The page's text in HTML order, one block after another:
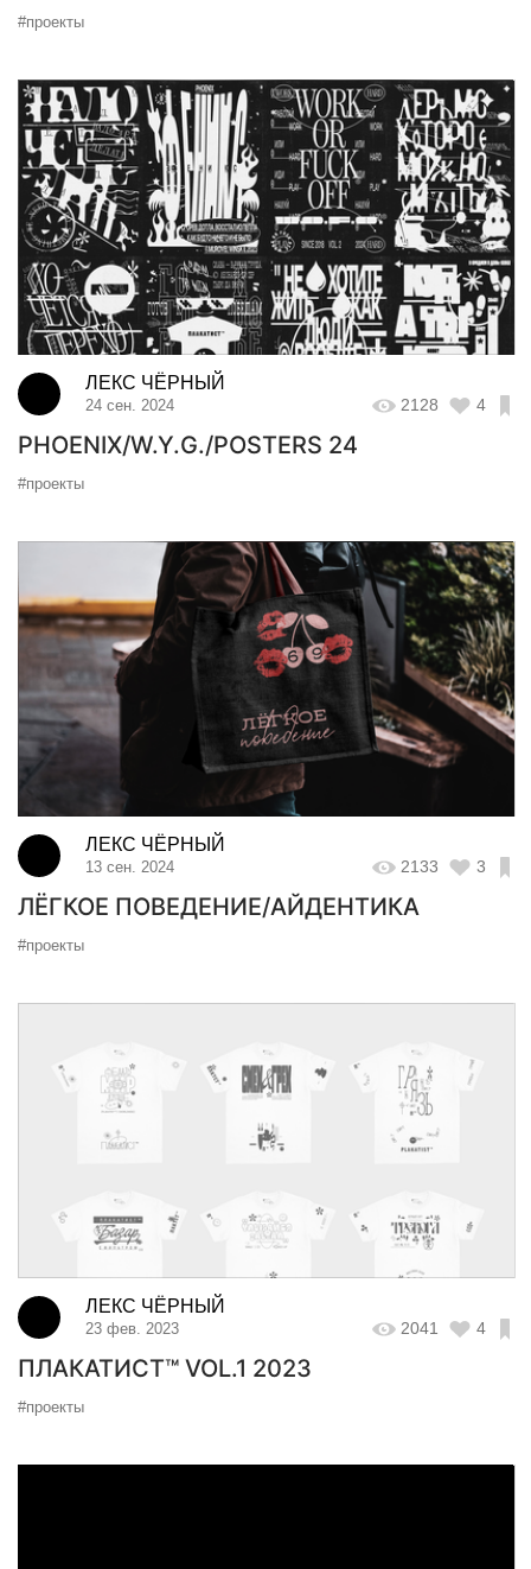
#проекты
ЛЕКС ЧЁРНЫЙ
24 сен. 2024 2128 4
PHOENIX/W.Y.G./POSTERS 24
#проекты
ЛЕКС ЧЁРНЫЙ
13 сен. 2024 2133 3
ЛЁГКОЕ ПОВЕДЕНИЕ/АЙДЕНТИКА
#проекты
ЛЕКС ЧЁРНЫЙ
23 фев. 2023 2041 4
ПЛАКАТИСТ™ VOL.1 2023
#проекты